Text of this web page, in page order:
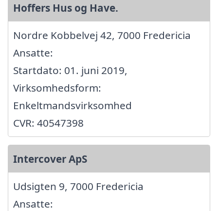
Hoffers Hus og Have.
Nordre Kobbelvej 42, 7000 Fredericia
Ansatte:
Startdato: 01. juni 2019,
Virksomhedsform:
Enkeltmandsvirksomhed
CVR: 40547398
Intercover ApS
Udsigten 9, 7000 Fredericia
Ansatte: